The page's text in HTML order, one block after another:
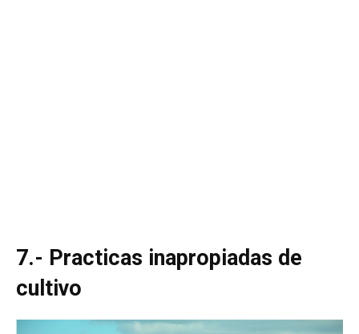
7.- Practicas inapropiadas de
cultivo